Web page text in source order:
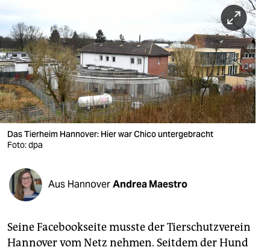
berlin
nord
wahrheit
verlag
verlag
veranstaltungen
shop
fragen & hilfe
unterstützen
abo
Das Tierheim Hannover: Hier war Chico untergebracht
Foto: dpa
Aus HannoverAndrea Maestro
Seine Facebookseite musste der Tierschutzverein
Hannover vom Netz nehmen. Seitdem der Hund